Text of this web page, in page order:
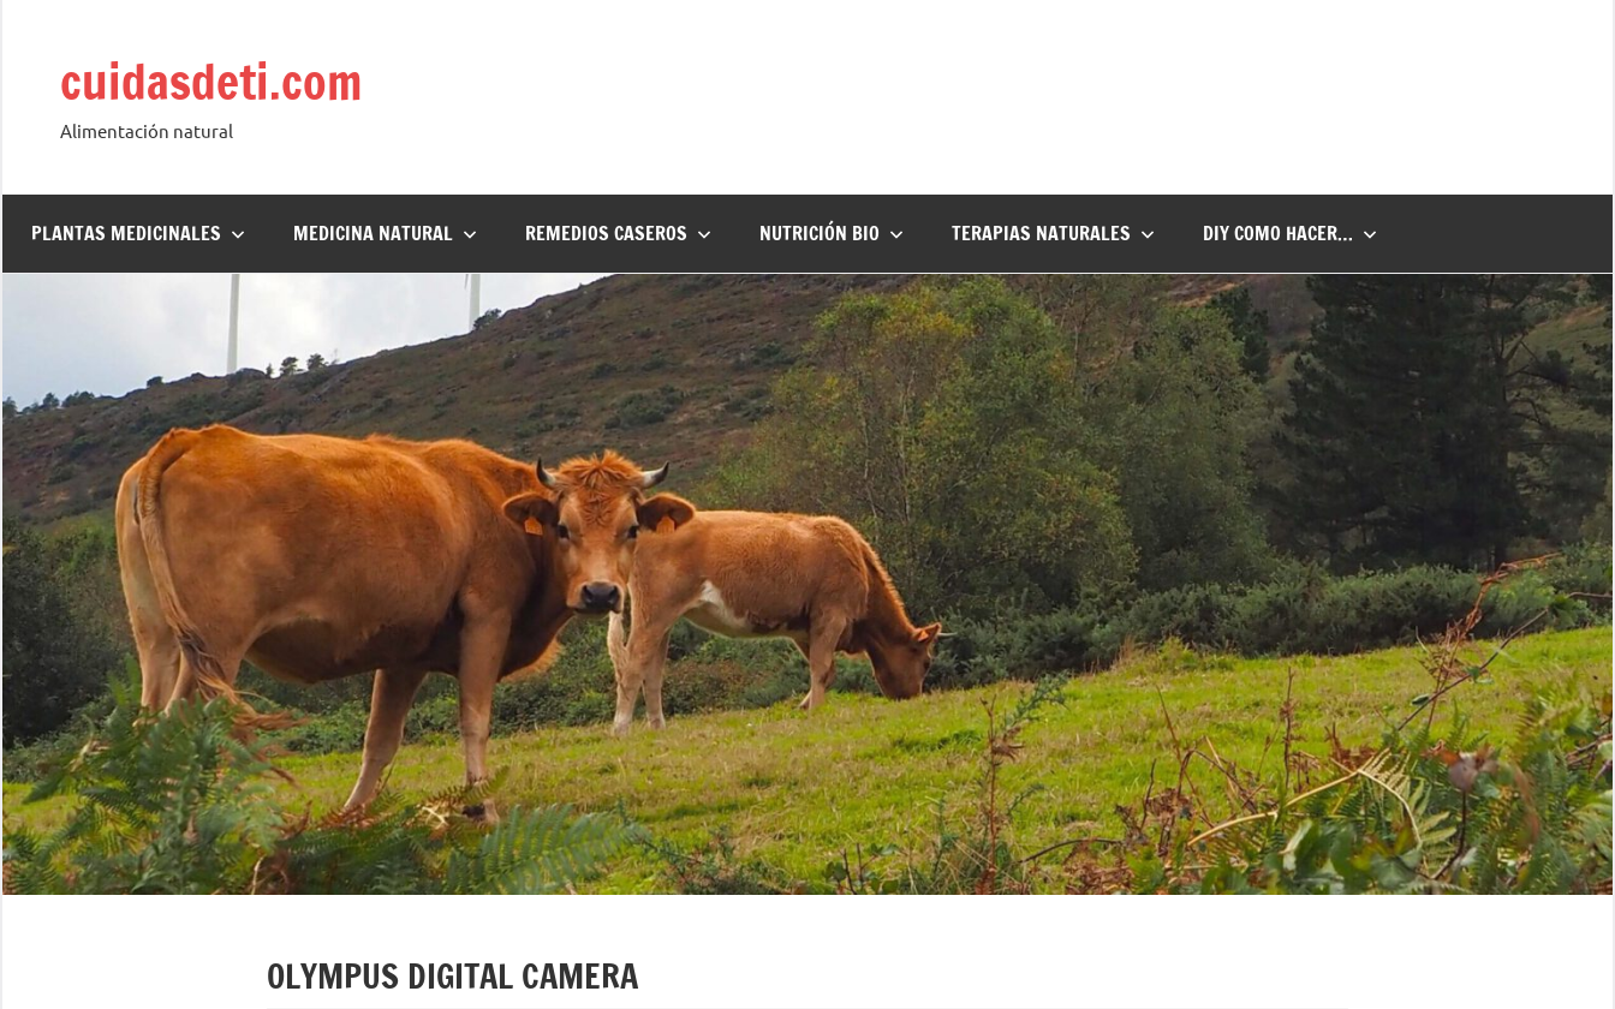
contenidocuidasdeti.com
Alimentación natural
PLANTAS MEDICINALES MEDICINA NATURAL REMEDIOS CASEROS NUTRICIÓN BIO TERAPIAS NATURALES DIY COMO HACER…
OLYMPUS DIGITAL CAMERA